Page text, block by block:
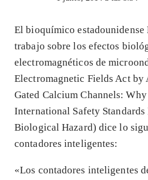
El bioquímico estadounidense
trabajo sobre los efectos
electromagnéticos de
Electromagnetic Fields Act
Gated Calcium Channels:
International Safety
Biological Hazard) dice lo
contadores inteligentes:
«Los contadores inteligentes